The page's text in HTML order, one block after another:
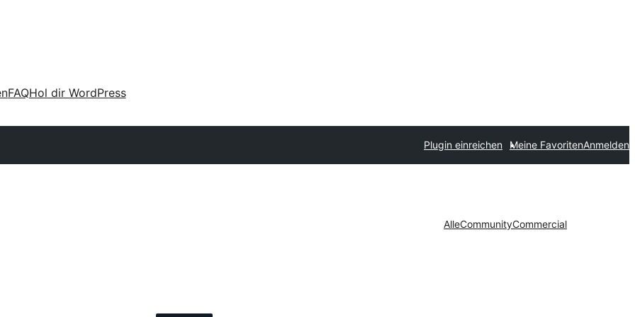
FAQHol dir WordPress
Plugin einreichen Meine FavoritenAnmelden
AlleCommunityCommercial